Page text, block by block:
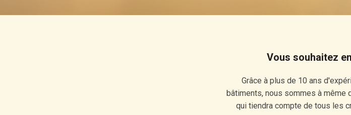
Vous souhaitez
Grâce à plus de 10 ans
bâtiments, nous sommes à même
qui tiendra compte de tous les